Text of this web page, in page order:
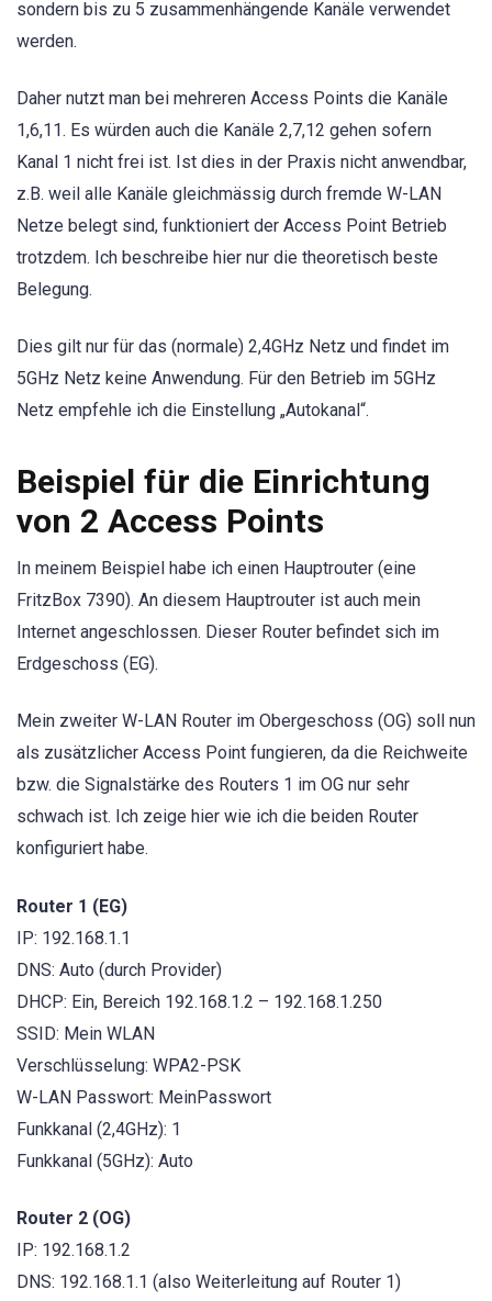
sondern bis zu 5 zusammenhängende Kanäle verwendet
werden.
Daher nutzt man bei mehreren Access Points die Kanäle
1,6,11. Es würden auch die Kanäle 2,7,12 gehen sofern
Kanal 1 nicht frei ist. Ist dies in der Praxis nicht anwendbar,
z.B. weil alle Kanäle gleichmässig durch fremde W-LAN
Netze belegt sind, funktioniert der Access Point Betrieb
trotzdem. Ich beschreibe hier nur die theoretisch beste
Belegung.
Dies gilt nur für das (normale) 2,4GHz Netz und findet im
5GHz Netz keine Anwendung. Für den Betrieb im 5GHz
Netz empfehle ich die Einstellung „Autokanal“.
Beispiel für die Einrichtung
von 2 Access Points
In meinem Beispiel habe ich einen Hauptrouter (eine
FritzBox 7390). An diesem Hauptrouter ist auch mein
Internet angeschlossen. Dieser Router befindet sich im
Erdgeschoss (EG).
Mein zweiter W-LAN Router im Obergeschoss (OG) soll nun
als zusätzlicher Access Point fungieren, da die Reichweite
bzw. die Signalstärke des Routers 1 im OG nur sehr
schwach ist. Ich zeige hier wie ich die beiden Router
konfiguriert habe.
Router 1 (EG)
IP: 192.168.1.1
DNS: Auto (durch Provider)
DHCP: Ein, Bereich 192.168.1.2 – 192.168.1.250
SSID: Mein WLAN
Verschlüsselung: WPA2-PSK
W-LAN Passwort: MeinPasswort
Funkkanal (2,4GHz): 1
Funkkanal (5GHz): Auto
Router 2 (OG)
IP: 192.168.1.2
DNS: 192.168.1.1 (also Weiterleitung auf Router 1)